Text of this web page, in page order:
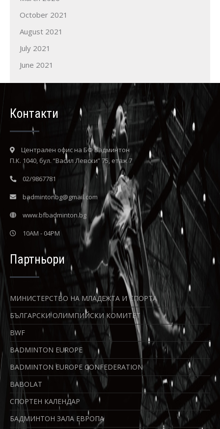
October 2021
August 2021
July 2021
June 2021
Контакти
Централен офис на БФ Бадминтон
П.К. 1040, бул. “Васил Левски” 75, етаж 7
02/9867781
badmintonbg@gmail.com
www.bfbadminton.bg
10AM - 04PM
Партньори
МИНИСТЕРСТВО НА МЛАДЕЖТА И СПОРТА
БЪЛГАРСКИ ОЛИМПИЙСКИ КОМИТЕТ
BWF
BADMINTON EUROPE
BADMINTON EUROPE CONFEDERATION
BABOLAT
СПОРТЕН КАЛЕНДАР
БАДМИНТОН ЗАЛА ЕВРОПА